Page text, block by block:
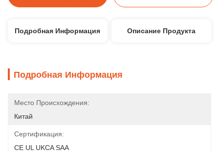
Подробная Информация Описание Продукта
Подробная Информация
Место Происхождения:
Китай
Сертификация:
CE UL UKCA SAA